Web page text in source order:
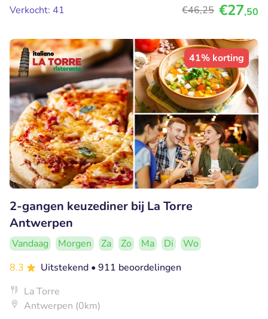
Verkocht: 41
€46,25 €27,50
41% korting
2-gangen keuzediner bij La Torre
Antwerpen
Vandaag Morgen Za Zo Ma Di
Wo
8.3
Uitstekend • 911 beoordelingen
La Torre
Antwerpen (0km)